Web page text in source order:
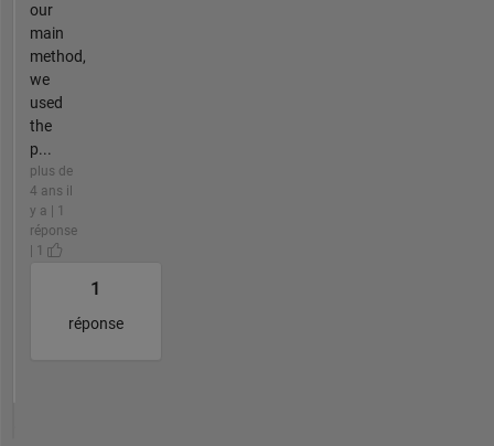
our
main
method,
we
used
the
p...
plus de
4 ans il
y a | 1
réponse
| 1
1
réponse